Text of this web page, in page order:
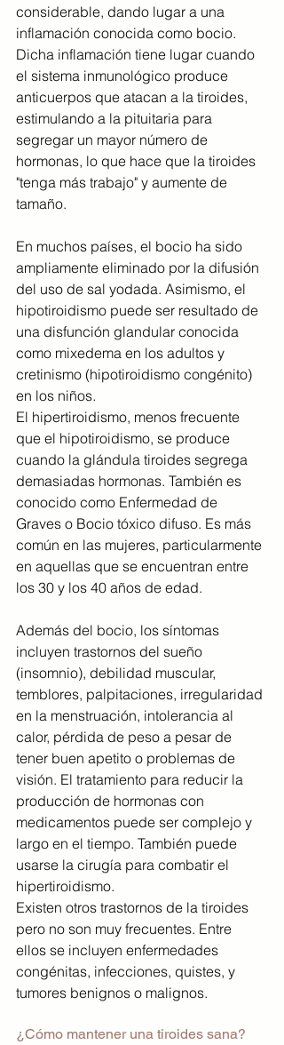
considerable, dando lugar a una
inflamación conocida como bocio.
Dicha inflamación tiene lugar cuando
el sistema inmunológico produce
anticuerpos que atacan a la tiroides,
estimulando a la pituitaria para
segregar un mayor número de
hormonas, lo que hace que la tiroides
"tenga más trabajo" y aumente de
tamaño.
En muchos países, el bocio ha sido
ampliamente eliminado por la difusión
del uso de sal yodada. Asimismo, el
hipotiroidismo puede ser resultado de
una disfunción glandular conocida
como mixedema en los adultos y
cretinismo (hipotiroidismo congénito)
en los niños.
El hipertiroidismo, menos frecuente
que el hipotiroidismo, se produce
cuando la glándula tiroides segrega
demasiadas hormonas. También es
conocido como Enfermedad de
Graves o Bocio tóxico difuso. Es más
común en las mujeres, particularmente
en aquellas que se encuentran entre
los 30 y los 40 años de edad.
Además del bocio, los síntomas
incluyen trastornos del sueño
(insomnio), debilidad muscular,
temblores, palpitaciones, irregularidad
en la menstruación, intolerancia al
calor, pérdida de peso a pesar de
tener buen apetito o problemas de
visión. El tratamiento para reducir la
producción de hormonas con
medicamentos puede ser complejo y
largo en el tiempo. También puede
usarse la cirugía para combatir el
hipertiroidismo.
Existen otros trastornos de la tiroides
pero no son muy frecuentes. Entre
ellos se incluyen enfermedades
congénitas, infecciones, quistes, y
tumores benignos o malignos.
¿Cómo mantener una tiroides sana?